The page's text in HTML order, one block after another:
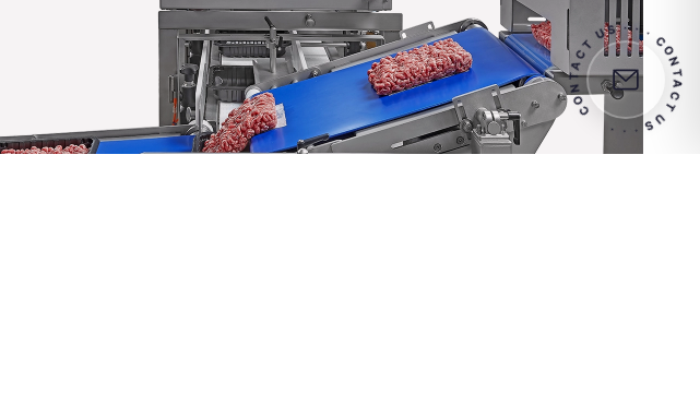
CONTACT US · · · CONTACT